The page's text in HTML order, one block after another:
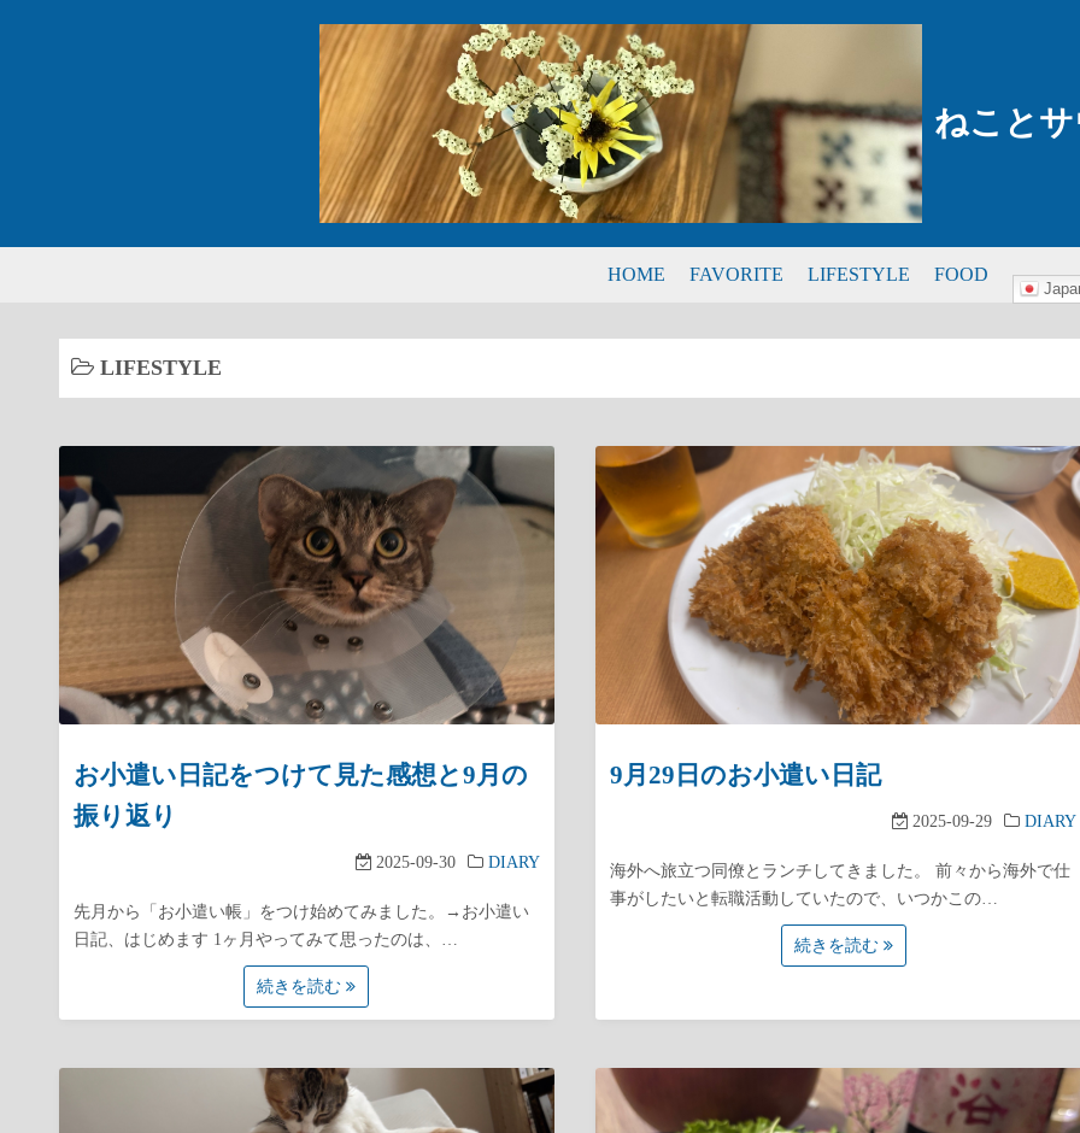
ねこと
HOME FAVORITE LIFESTYLE FOOD
LIFESTYLE
お小遣い日記をつけて見た感想と9月の
振り返り
2025-09-30 DIARY
先月から「お小遣い帳」をつけ始めてみました。→お小遣い
日記、はじめます 1ヶ月やってみて思ったのは、…
続きを読む
9月29日のお小遣い日記
2025-09-29 DIARY
海外へ旅立つ同僚とランチしてきました。 前々から海外で仕
事がしたいと転職活動していたので、いつかこの…
続きを読む